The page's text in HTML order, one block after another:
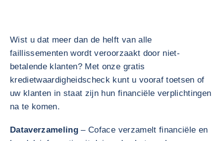
Wist u dat meer dan de helft van alle
faillissementen wordt veroorzaakt door niet-
betalende klanten? Met onze gratis
kredietwaardigheidscheck kunt u vooraf toetsen of
uw klanten in staat zijn hun financiële verplichtingen
na te komen.
Dataverzameling – Coface verzamelt financiële en